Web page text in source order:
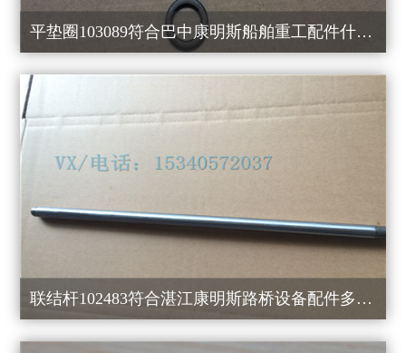
平垫圈103089符合巴中康明斯船舶重工配件什么好？
联结杆102483符合湛江康明斯路桥设备配件多少钱？